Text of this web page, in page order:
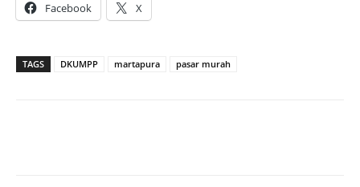
Facebook X
TAGS DKUMPP martapura pasar murah